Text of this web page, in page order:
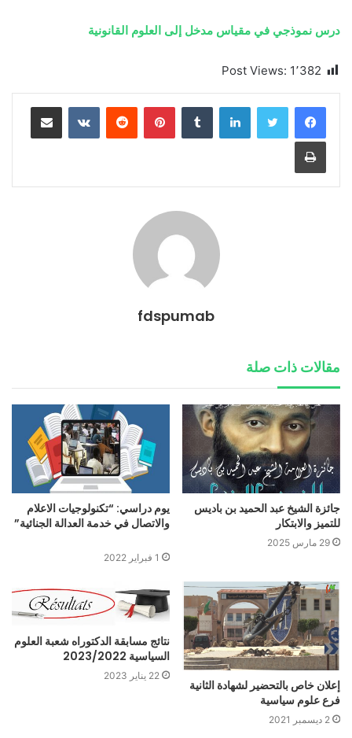
درس نموذجي في مقياس مدخل إلى العلوم القانونية
Post Views: 1٬382
لينكدإن بينتيريست مشاركة عبر البريد
طباعة
fdspumab
مقالات ذات صلة
جائزة الشيخ عبد الحميد بن باديس
للتميز والابتكار
29 مارس 2025
يوم دراسي: “تكنولوجيات الاعلام
والاتصال في خدمة العدالة الجنائية”
1 فبراير 2022
إعلان خاص بالتحضير لشهادة الثانية
فرع علوم سياسية
2 ديسمبر 2021
نتائج مسابقة الدكتوراه شعبة العلوم
السياسية 2023/2022
22 يناير 2023